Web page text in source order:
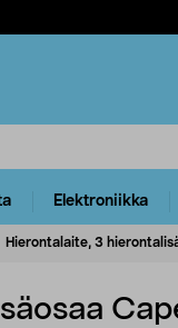
Elektroniikka
Hierontalaite, 3